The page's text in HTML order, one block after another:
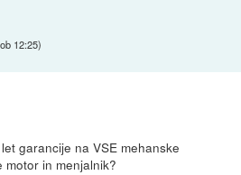
12:25)
garancije na VSE mehanske
motor in menjalnik?